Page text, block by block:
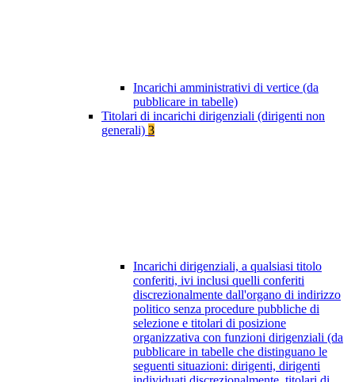
Incarichi amministrativi di vertice (da
pubblicare in tabelle)
Titolari di incarichi dirigenziali (dirigenti non
generali) 3
Incarichi dirigenziali, a qualsiasi titolo
conferiti, ivi inclusi quelli conferiti
discrezionalmente dall'organo di indirizzo
politico senza procedure pubbliche di
selezione e titolari di posizione
organizzativa con funzioni dirigenziali (da
pubblicare in tabelle che distinguano le
seguenti situazioni: dirigenti, dirigenti